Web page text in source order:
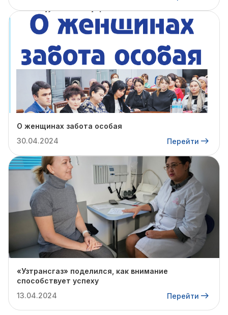
О женщинах забота особая
30.04.2024
Перейти
«Узтрансгаз» поделился, как внимание
способствует успеху
13.04.2024
Перейти